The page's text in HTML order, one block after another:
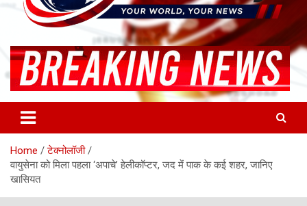
Princenews Daily
Home
टेक्नोलॉजी
वायुसेना को मिला पहला ‘अपाचे’ हेलीकॉप्टर, जद में पाक के कई शहर, जानिए
खासियत